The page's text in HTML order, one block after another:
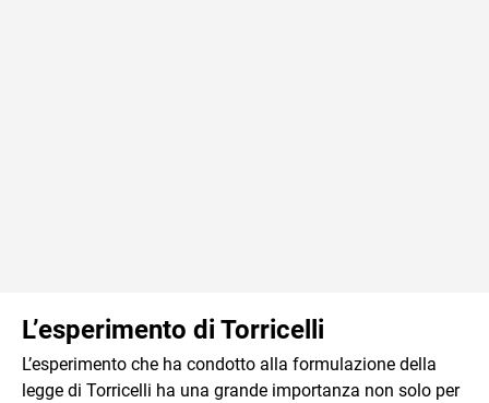
L’esperimento di Torricelli
L’esperimento che ha condotto alla formulazione della
legge di Torricelli ha una grande importanza non solo per